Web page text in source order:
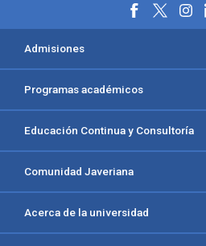
Menú principal del footer
Admisiones
Programas académicos
Educación Continua y Consultoría
Comunidad Javeriana
Acerca de la universidad